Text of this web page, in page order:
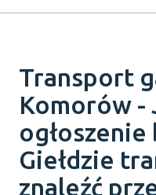
Transport
Komorów -
ogłoszenie
Giełdzie
znaleźć